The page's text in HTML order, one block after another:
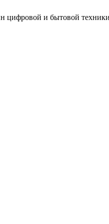
цифровой и бытовой техники